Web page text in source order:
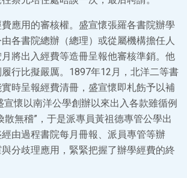
費應用的審核權。盛宣懷張羅各書院辦學
各書院總辦（總理）或從屬機構擔任人
將出入經費等造冊呈報他審核準銷。他
行比擬嚴厲。1897年12月，北洋二等書
時呈報經費清冊，盛宣懷即札飭予以補
宣懷以南洋公學創辦以來出入各款雖循例
散無稽”，于是派專員黃祖德專管公學出
由過程書院每月冊報、派員專管等辦
分歧理應用，緊緊把握了辦學經費的終